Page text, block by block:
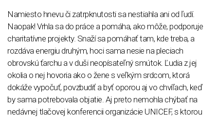
Namiesto hnevu či zatrpknutosti sa nestiahla ani od ľudí.
Naopak! Vrhla sa do práce a pomáha, ako môže, podporuje
charitatívne projekty. Snaží sa pomáhať tam, kde treba, a
rozdáva energiu druhým, hoci sama nesie na pleciach
obrovskú ťarchu a v duši neopísateľný smútok. Ľudia z jej
okolia o nej hovoria ako o žene s veľkým srdcom, ktorá
dokáže vypočuť, povzbudiť a byť oporou aj vo chvíľach, keď
by sama potrebovala objatie. Aj preto nemohla chýbať na
nedávnej tlačovej konferencii organizácie UNICEF, s ktorou